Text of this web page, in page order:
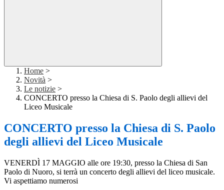
Home >
Novità >
Le notizie >
CONCERTO presso la Chiesa di S. Paolo degli allievi del
Liceo Musicale
CONCERTO presso la Chiesa di S. Paolo
degli allievi del Liceo Musicale
VENERDÌ 17 MAGGIO alle ore 19:30, presso la Chiesa di San
Paolo di Nuoro, si terrà un concerto degli allievi del liceo musicale.
Vi aspettiamo numerosi